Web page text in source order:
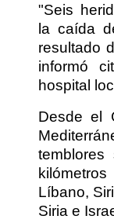
"Seis
la caída
resultado
informó
hospital
Desde el
Líbano,
Siria e